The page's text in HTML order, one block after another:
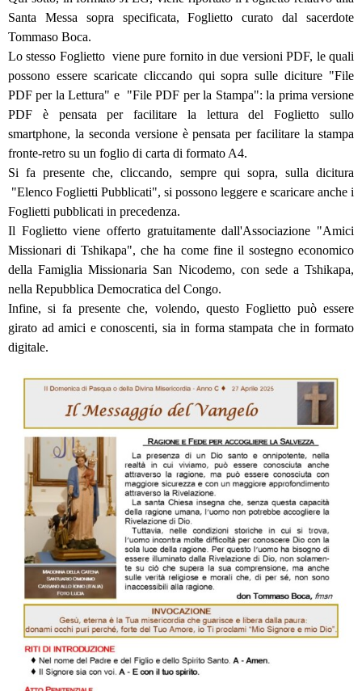
Santa Messa sopra specificata, Foglietto curato dal sacerdote
Tommaso Boca.
Lo stesso Foglietto viene pure fornito in due versioni PDF, le quali
possono essere scaricate cliccando qui sopra sulle diciture "File
PDF per la Lettura" e "File PDF per la Stampa": la prima versione
PDF è pensata per facilitare la lettura del Foglietto sullo
smartphone, la seconda versione è pensata per facilitare la stampa
fronte-retro su un foglio di carta di formato A4.
Si fa presente che, cliccando, sempre qui sopra, sulla dicitura
"Elenco Foglietti Pubblicati", si possono leggere e scaricare anche i
Foglietti pubblicati in precedenza.
Il Foglietto viene offerto gratuitamente dall'Associazione "Amici
Missionari di Tshikapa", che ha come fine il sostegno economico
della Famiglia Missionaria San Nicodemo, con sede a Tshikapa,
nella Repubblica Democratica del Congo.
Infine, si fa presente che, volendo, questo Foglietto può essere
girato ad amici e conoscenti, sia in forma stampata che in formato
digitale.